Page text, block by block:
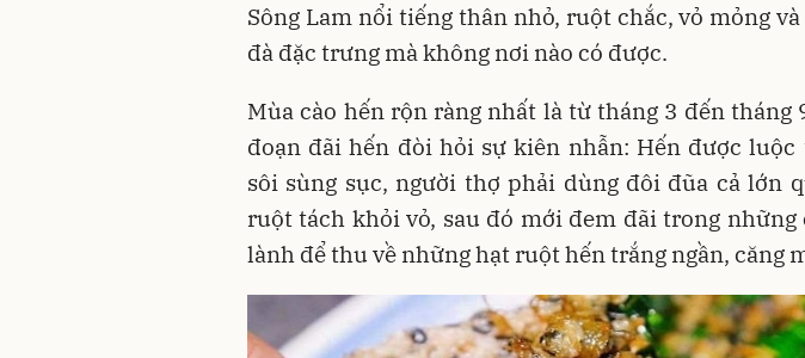
Sông Lam nổi tiếng thân nhỏ, ruột chắc, vỏ mỏng
đà đặc trưng mà không nơi nào có được.
Mùa cào hến rộn ràng nhất là từ tháng 3 đến tháng
đoạn đãi hến đòi hỏi sự kiên nhẫn: Hến được
sôi sùng sục, người thợ phải dùng đôi đũa cả lớn
ruột tách khỏi vỏ, sau đó mới đem đãi trong những
lành để thu về những hạt ruột hến trắng ngần, căng